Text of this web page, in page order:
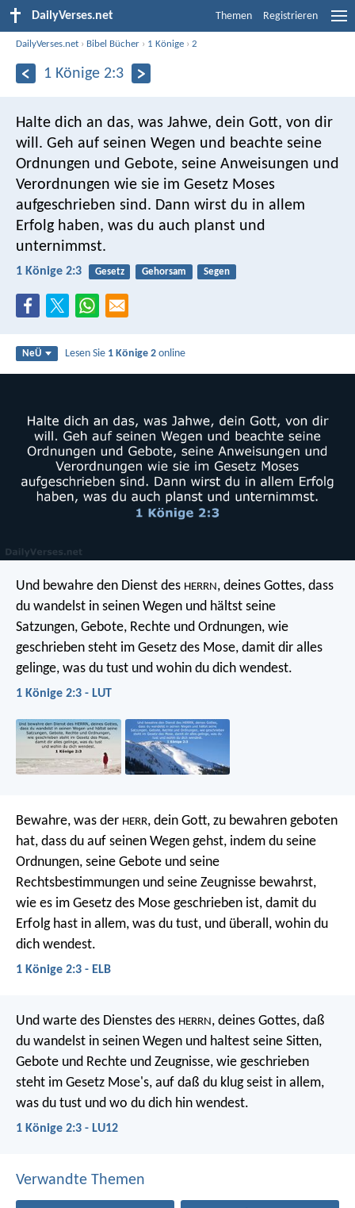
DailyVerses.net Themen Registrieren
DailyVerses.net › Bibel Bücher › 1 Könige ›2
1 Könige 2:3
Halte dich an das, was Jahwe, dein Gott, von dir
will. Geh auf seinen Wegen und beachte seine
Ordnungen und Gebote, seine Anweisungen und
Verordnungen wie sie im Gesetz Moses
aufgeschrieben sind. Dann wirst du in allem
Erfolg haben, was du auch planst und
unternimmst.
1 Könige 2:3 Gesetz Gehorsam Segen
NeÜ Lesen Sie 1 Könige 2 online
Und bewahre den Dienst des HERRN , deines Gottes, dass
du wandelst in seinen Wegen und hältst seine
Satzungen, Gebote, Rechte und Ordnungen, wie
geschrieben steht im Gesetz des Mose, damit dir alles
gelinge, was du tust und wohin du dich wendest.
1 Könige 2:3 - LUT
Bewahre, was der HERR, dein Gott, zu bewahren geboten
hat, dass du auf seinen Wegen gehst, indem du seine
Ordnungen, seine Gebote und seine
Rechtsbestimmungen und seine Zeugnisse bewahrst,
wie es im Gesetz des Mose geschrieben ist, damit du
Erfolg hast in allem, was du tust, und überall, wohin du
dich wendest.
1 Könige 2:3 - ELB
Und warte des Dienstes des HERRN, deines Gottes, daß
du wandelst in seinen Wegen und haltest seine Sitten,
Gebote und Rechte und Zeugnisse, wie geschrieben
steht im Gesetz Mose's, auf daß du klug seist in allem,
was du tust und wo du dich hin wendest.
1 Könige 2:3 - LU12
Verwandte Themen